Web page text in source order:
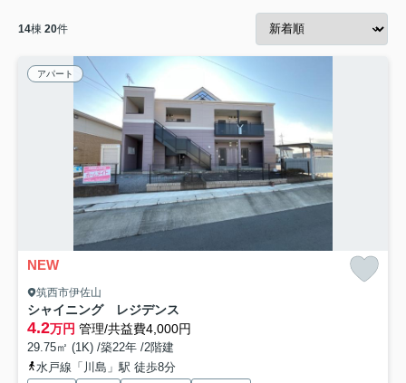
14棟 20件
アパート
NEW
筑西市伊佐山
シャイニング レジデンス
4.2万円 管理/共益費4,000円
29.75㎡ (1K) /築22年 /2階建
水戸線「川島」駅 徒歩8分